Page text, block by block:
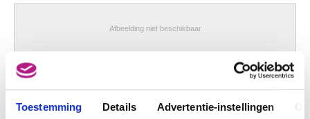
Toestemming Details Advertentie-instellingen
Hoboken / Antwerpen 1929
Zuccari Federico
Sant'Angelo in Vado (Italië) 1540/41 - Ancona (Italië) 1609
Afbeelding niet beschikbaar
De voetwassing et het laatste avondmaal met geestelijke schenkster
Anoniem (Zuid-Nederlandse school, Brussel)